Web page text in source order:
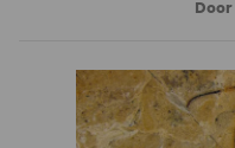
Door